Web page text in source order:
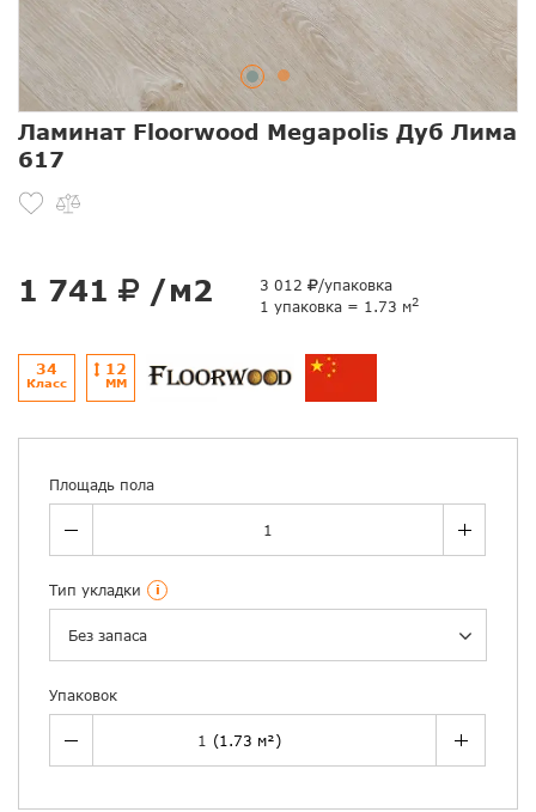
Ламинат Floorwood Megapolis Дуб Лима
617
1 741 /м2 3 012
/упаковка
1 упаковка = 1.73 м2
34
Класс
12
ММ
Площадь пола
Тип укладки i
Без запаса
Упаковок